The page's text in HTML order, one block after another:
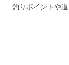
釣りポイントや